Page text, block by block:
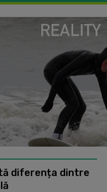
diferența dintre